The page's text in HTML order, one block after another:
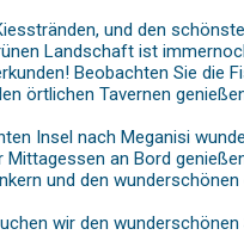
und den
Landschaft ist
Beobachten Sie die
örtlichen Tavernen
Insel nach Meganisi
an Bord
und den
wir den